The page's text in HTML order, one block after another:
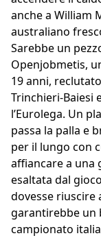
anche a William
australiano
Sarebbe un
Openjobmetis,
19 anni,
Trinchieri-Baiesi
l’Eurolega. Un
passa la palla e
per il lungo con
affiancare a una
esaltata dal
dovesse riuscire
garantirebbe un
campionato